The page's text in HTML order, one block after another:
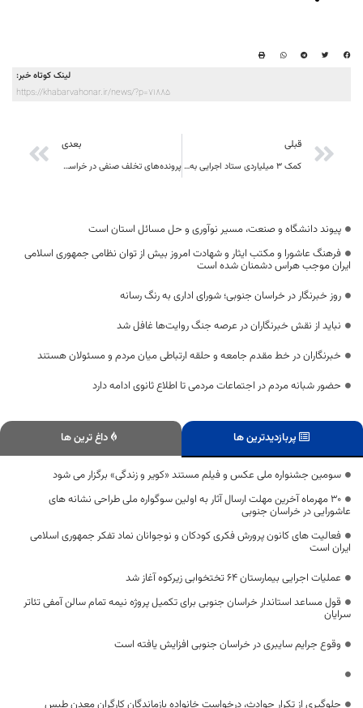
لینک کوتاه خبر:
https://khabarvahonar.ir/news/?p=71885
قبلی
کمک ۳ میلیاردی ستاد اجرایی به آموزش ۸۵۰ دانش آموز بازمانده از تحصیل خراسان جنوبی
بعدی
پرونده‌های تخلف صنفی در خراسان جنوبی خارج از نوبت رسیدگی می‌شود
پیوند دانشگاه و صنعت، مسیر نوآوری و حل مسائل استان است
فرهنگ عاشورا و مکتب ایثار و شهادت امروز بیش از توان نظامی جمهوری اسلامی
ایران موجب هراس دشمنان شده است
روز خبرنگار در خراسان جنوبی؛ شورای اداری به رنگ رسانه
نباید از نقش خبرنگاران در عرصه جنگ روایت‌ها غافل شد
خبرنگاران در خط مقدم جامعه و حلقه ارتباطی میان مردم و مسئولان هستند
حضور شبانه مردم در اجتماعات مردمی تا اطلاع ثانوی ادامه دارد
پربازدیدترین ها داغ ترین ها
سومین جشنواره ملی عکس و فیلم مستند «کویر و زندگی» برگزار می شود
٣٠ مهرماه آخرین مهلت ارسال آثار به اولین سوگواره ملی طراحی نشانه های
عاشورایی در خراسان جنوبی
فعالیت های کانون پرورش فکری کودکان و نوجوانان نماد تفکر جمهوری اسلامی
ایران است
عملیات اجرایی بیمارستان ۶۴ تختخوابی زیرکوه آغاز شد
قول مساعد استاندار خراسان‌ جنوبی برای تکمیل پروژه نیمه تمام سالن آمفی تئاتر
سرایان
وقوع جرایم سایبری در خراسان جنوبی افزایش یافته است
جلوگیری از تکرار حوادث، درخواست خانواده بازماندگان کارگران معدن طبس